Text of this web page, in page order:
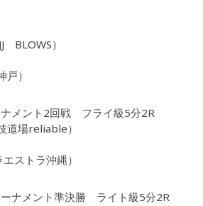
BLOWS）
）
メント2回戦 フライ級5分2R
道場reliable）
ストラ沖縄）
ナメント準決勝 ライト級5分2R